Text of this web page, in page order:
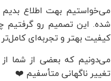
می‌خواستیم بهت اطلاع
شده. این تصمیم رو گرفتیم
کیفیت بهتر و تجربه‌ای
می‌دونیم که بعضی از شما
تغییر ناگهانی متأسفیم ❤️